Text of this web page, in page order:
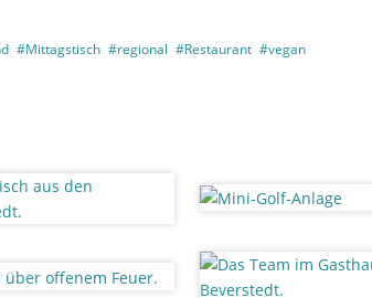
#Mittagstisch #regional #Restaurant #vegan